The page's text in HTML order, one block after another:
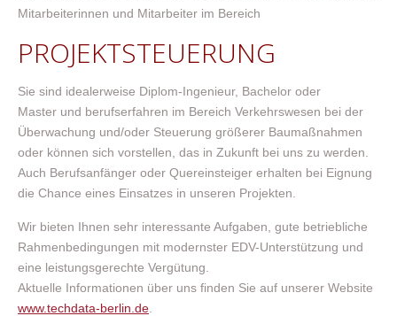
Mitarbeiterinnen und Mitarbeiter im Bereich
PROJEKTSTEUERUNG
Sie sind idealerweise Diplom-Ingenieur, Bachelor oder
Master und berufserfahren im Bereich Verkehrswesen bei der
Überwachung und/oder Steuerung größerer Baumaßnahmen
oder können sich vorstellen, das in Zukunft bei uns zu werden.
Auch Berufsanfänger oder Quereinsteiger erhalten bei Eignung
die Chance eines Einsatzes in unseren Projekten.
Wir bieten Ihnen sehr interessante Aufgaben, gute betriebliche
Rahmenbedingungen mit modernster EDV-Unterstützung und
eine leistungsgerechte Vergütung.
Aktuelle Informationen über uns finden Sie auf unserer Website
www.techdata-berlin.de